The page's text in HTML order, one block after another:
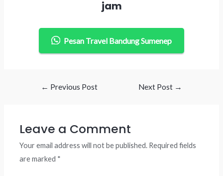
jam
Pesan Travel Bandung Sumenep
Post← Previous Post Next Post →
Leave a Comment
Your email address will not be published. Required fields
are marked *